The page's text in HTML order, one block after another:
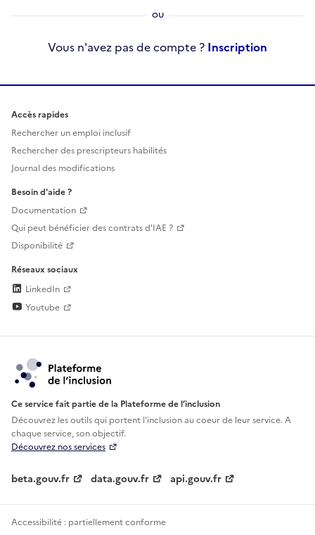
Vous n'avez pas de compte ? Inscription
Accès rapides
Rechercher un emploi inclusif
Rechercher des prescripteurs habilités
Journal des modifications
Besoin d'aide ?
Documentation
Qui peut bénéficier des contrats d'IAE ?
Disponibilité
Réseaux sociaux
LinkedIn
Youtube
Ce service fait partie de la Plateforme de l’inclusion
Découvrez les outils qui portent l'inclusion aucoeur de leur service. A
chaque service, son objectif.
Découvrez nos services
beta.gouv.fr data.gouv.fr api.gouv.fr
Accessibilité : partiellement conforme